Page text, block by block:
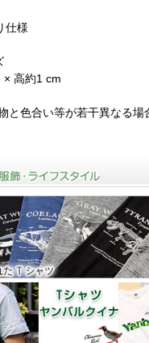
仕様
× 高約1 cm
と色合い等が若干異なる場